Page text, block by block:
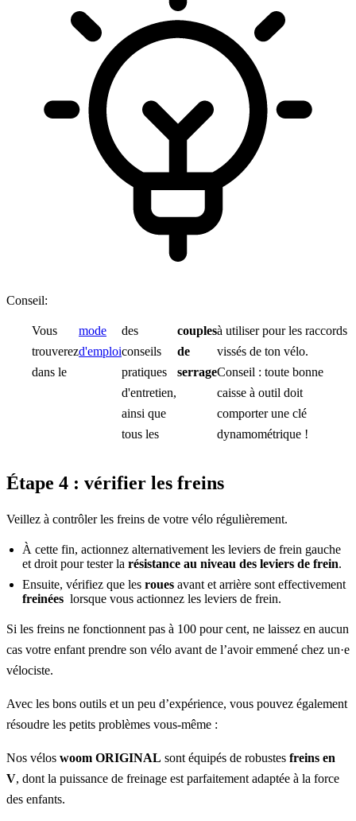
Conseil:
Vous
trouverez
dans le
mode
d'emploi
des
conseils
pratiques
d'entretien,
ainsi que
tous les
couples
de
serrage
à utiliser pour les raccords
vissés de ton vélo.
Conseil : toute bonne
caisse à outil doit
comporter une clé
dynamométrique !
Étape 4 : vérifier les freins
Veillez à contrôler les freins de votre vélo régulièrement.
À cette fin, actionnez alternativement les leviers de frein gauche
et droit pour tester la résistance au niveau des leviers de frein.
Ensuite, vérifiez que les roues avant et arrière sont effectivement
freinées lorsque vous actionnez les leviers de frein.
Si les freins ne fonctionnent pas à 100 pour cent, ne laissez en aucun
cas votre enfant prendre son vélo avant de l’avoir emmené chez un·e
vélociste.
Avec les bons outils et un peu d’expérience, vous pouvez également
résoudre les petits problèmes vous-même :
Nos vélos woom ORIGINAL sont équipés de robustes freins en
V, dont la puissance de freinage est parfaitement adaptée à la force
des enfants.